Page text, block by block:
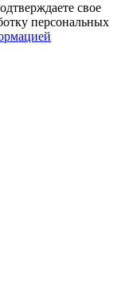
свое
персональных